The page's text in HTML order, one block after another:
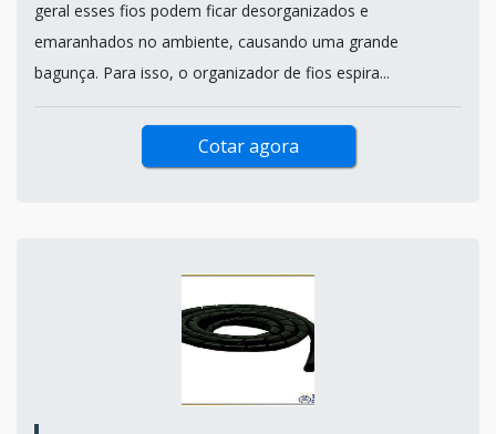
geral esses fios podem ficar desorganizados e
emaranhados no ambiente, causando uma grande
bagunça. Para isso, o organizador de fios espira...
Cotar agora